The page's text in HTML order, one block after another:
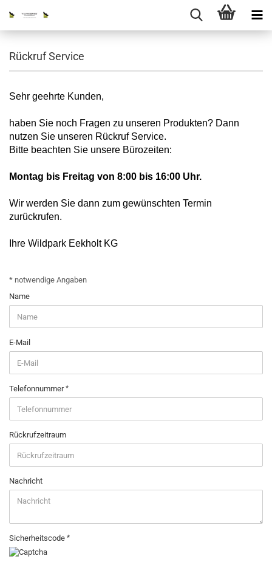
Rückruf Service
Sehr geehrte Kunden,
haben Sie noch Fragen zu unseren Produkten? Dann
nutzen Sie unseren Rückruf Service.
Bitte beachten Sie unsere Bürozeiten:
Montag bis Freitag von 8:00 bis 16:00 Uhr.
Wir werden Sie dann zum gewünschten Termin
zurückrufen.
Ihre Wildpark Eekholt KG
SERVICE
* notwendige Angaben
Name
E-Mail
Telefonnummer
Rückrufzeitraum
Nachricht
Sicherheitscode